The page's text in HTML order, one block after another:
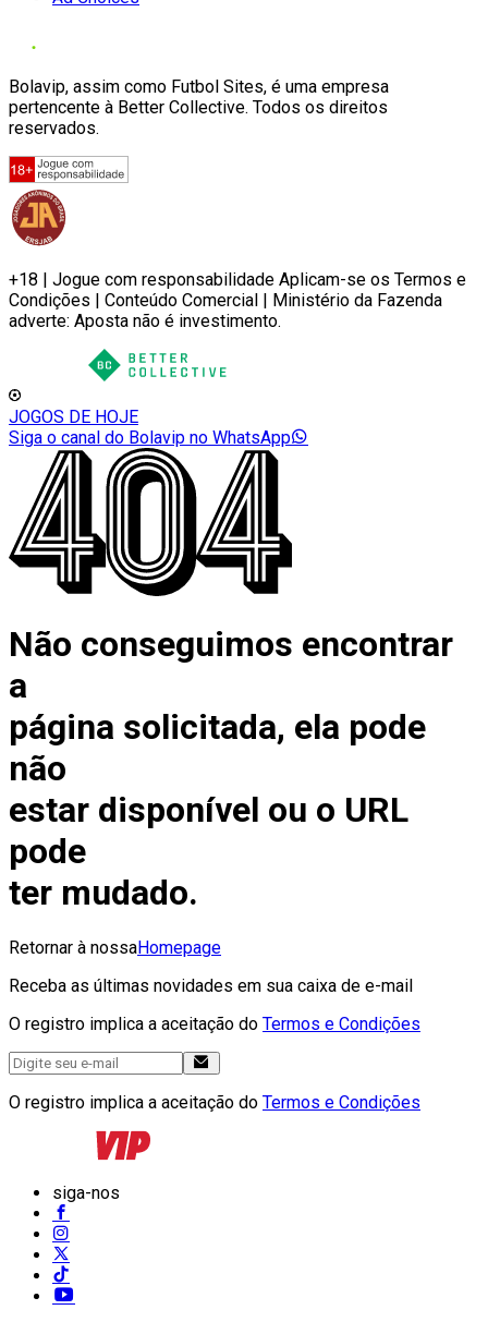
Bolavip, assim como Futbol Sites, é uma empresa
pertencente à Better Collective. Todos os direitos
reservados.
+18 | Jogue com responsabilidade Aplicam-se os Termos e
Condições | Conteúdo Comercial | Ministério da Fazenda
adverte: Aposta não é investimento.
JOGOS DE HOJE
Siga o canal do Bolavip no WhatsApp
Não conseguimos encontrar
a
página solicitada, ela pode
não
estar disponível ou o URL
pode
ter mudado.
Retornar à nossaHomepage
Receba as últimas novidades em sua caixa de e-mail
O registro implica a aceitação do Termos e Condições
O registro implica a aceitação do Termos e Condições
siga-nos